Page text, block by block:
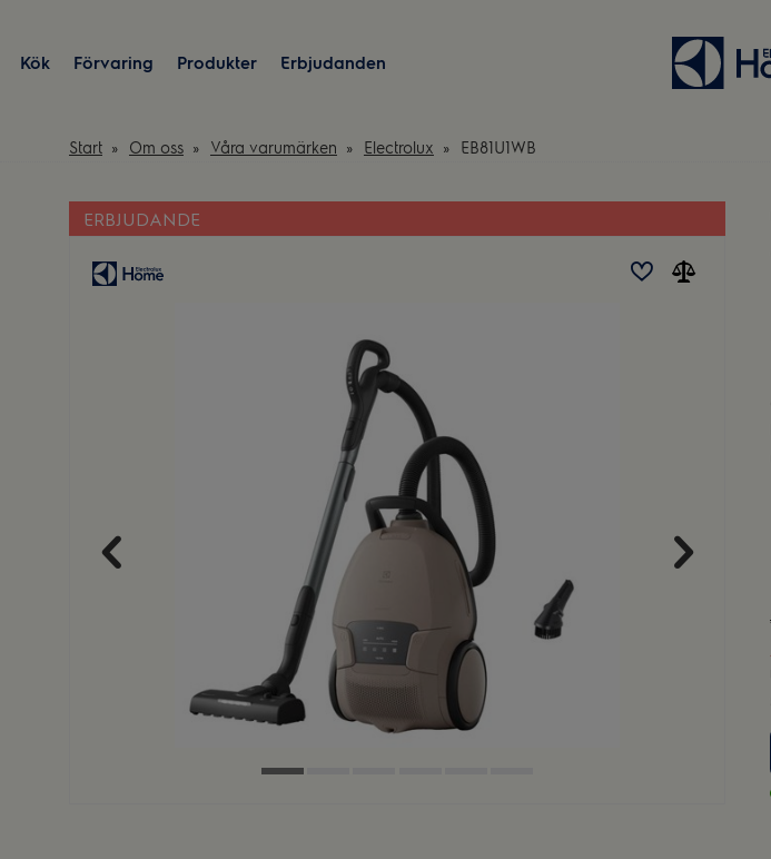
Kök Förvaring Produkter Erbjudanden
Start Om oss Våra varumärken Electrolux EB81U1WB
ERBJUDANDE